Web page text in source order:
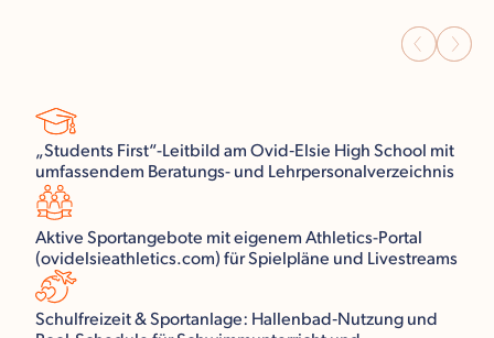
„Students First“-Leitbild am Ovid‑Elsie High School mit
umfassendem Beratungs- und Lehrpersonalverzeichnis
Aktive Sportangebote mit eigenem Athletics-Portal
(ovidelsieathletics.com) für Spielpläne und Livestreams
Schulfreizeit & Sportanlage: Hallenbad‑Nutzung und